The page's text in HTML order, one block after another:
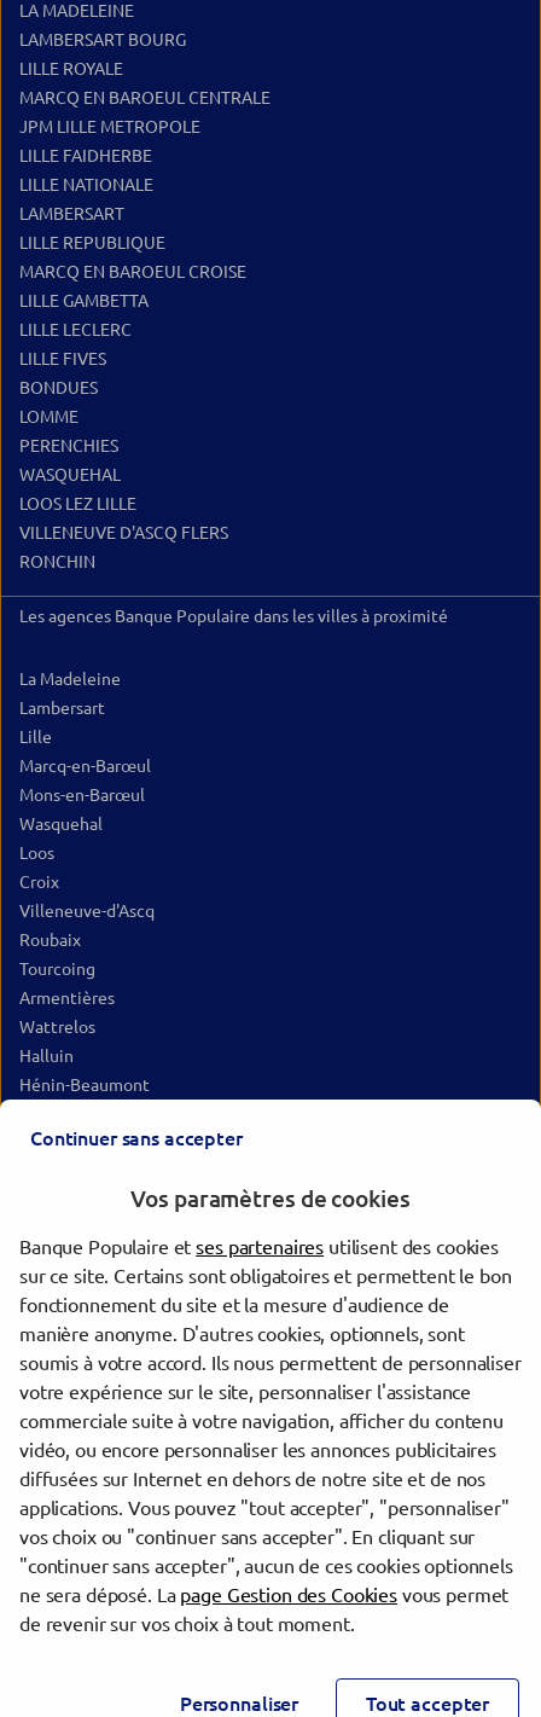
LA MADELEINE
LAMBERSART BOURG
LILLE ROYALE
MARCQ EN BAROEUL CENTRALE
JPM LILLE METROPOLE
LILLE FAIDHERBE
LILLE NATIONALE
LAMBERSART
LILLE REPUBLIQUE
MARCQ EN BAROEUL CROISE
LILLE GAMBETTA
LILLE LECLERC
LILLE FIVES
BONDUES
LOMME
PERENCHIES
WASQUEHAL
LOOS LEZ LILLE
VILLENEUVE D'ASCQ FLERS
RONCHIN
Les agences Banque Populaire dans les villes à proximité
La Madeleine
Lambersart
Lille
Marcq-en-Barœul
Mons-en-Barœul
Wasquehal
Loos
Croix
Villeneuve-d'Ascq
Roubaix
Tourcoing
Armentières
Wattrelos
Halluin
Hénin-Beaumont
Douai
Bruay-la-Buissière
Denain
Arras
Valenciennes
Trouver une agence Banque Populaire
Nord
Saint-André-lez-Lille
ST ANDRE
evermaps ©
Continuer sans accepter
Vos paramètres de cookies
Banque Populaire etses partenaires utilisent des cookies
sur ce site. Certains sont obligatoires et permettent le bon
fonctionnement du site et la mesure d'audience de
manière anonyme. D'autres cookies, optionnels, sont
soumis à votre accord. Ils nous permettent de personnaliser
votre expérience sur le site, personnaliser l'assistance
commerciale suite à votre navigation, afficher du contenu
vidéo, ou encore personnaliser les annonces publicitaires
diffusées sur Internet en dehors de notre site et de nos
applications. Vous pouvez "tout accepter", "personnaliser"
vos choix ou "continuer sans accepter". En cliquant sur
"continuer sans accepter", aucun de ces cookies optionnels
ne sera déposé. La page Gestion des Cookiesvous permet
de revenir sur vos choix à tout moment.
Personnaliser Tout accepter